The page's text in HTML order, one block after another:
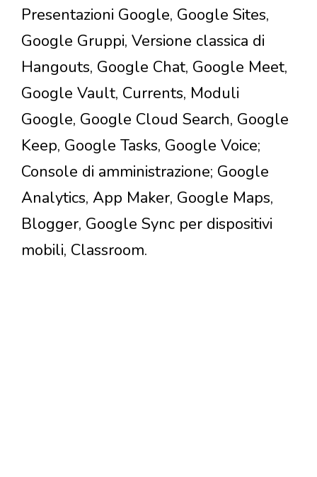
Presentazioni Google, Google Sites,
Google Gruppi, Versione classica di
Hangouts, Google Chat, Google Meet,
Google Vault, Currents, Moduli
Google, Google Cloud Search, Google
Keep, Google Tasks, Google Voice;
Console di amministrazione; Google
Analytics, App Maker, Google Maps,
Blogger, Google Sync per dispositivi
mobili, Classroom.